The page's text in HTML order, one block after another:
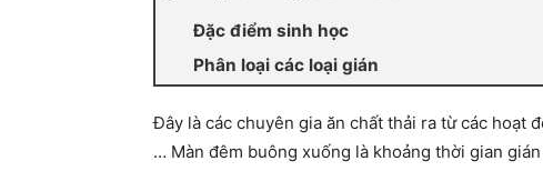
Đặc điểm sinh học
Phân loại các loại gián
Đây là các chuyên gia ăn chất thải ra từ các hoạt
… Màn đêm buông xuống là khoảng thời gian